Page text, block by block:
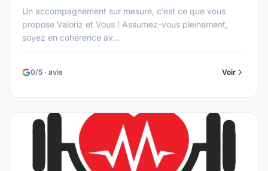
Un accompagnement sur mesure, c’est ce que vous
propose Valoriz et Vous ! Assumez-vous pleinement,
soyez en cohérence av...
0/5 · avis Voir